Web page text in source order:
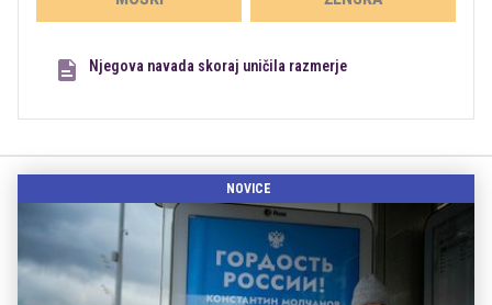
Njegova navada skoraj uničila razmerje
NOVICE